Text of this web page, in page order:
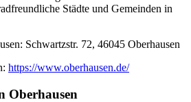
Städte und Gemeinden in
Schwartzstr. 72, 46045 Oberhausen
https://www.oberhausen.de/
Oberhausen